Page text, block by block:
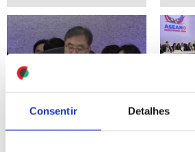
Consentir Detalhes